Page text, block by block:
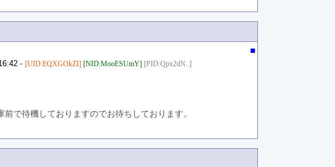
■
- [UID:EQXGOkZI] [NID:MooESUmY] [PID:Qpx2dN..]
で待機しておりますのでお待ちしております。